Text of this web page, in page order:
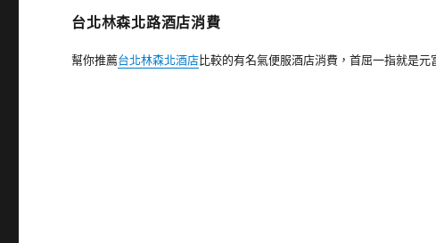
台北林森北路酒店消費
幫你推薦台北林森北酒店比較的有名氣便服酒店消費，首屈一指就是